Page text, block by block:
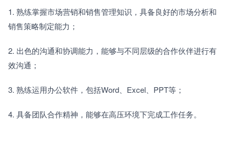
1. 熟练掌握市场营销和销售管理知识，具备良好的市场分析和
销售策略制定能力；
2. 出色的沟通和协调能力，能够与不同层级的合作伙伴进行有
效沟通；
3. 熟练运用办公软件，包括Word、Excel、PPT等；
4. 具备团队合作精神，能够在高压环境下完成工作任务。